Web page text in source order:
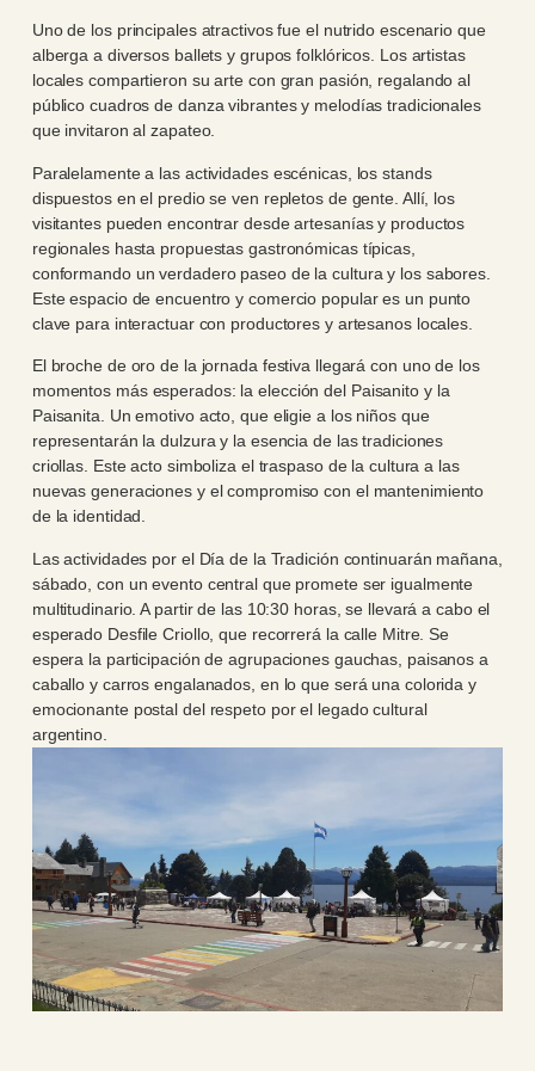
Uno de los principales atractivos fue el nutrido escenario que
alberga a diversos ballets y grupos folklóricos. Los artistas
locales compartieron su arte con gran pasión, regalando al
público cuadros de danza vibrantes y melodías tradicionales
que invitaron al zapateo.
Paralelamente a las actividades escénicas, los stands
dispuestos en el predio se ven repletos de gente. Allí, los
visitantes pueden encontrar desde artesanías y productos
regionales hasta propuestas gastronómicas típicas,
conformando un verdadero paseo de la cultura y los sabores.
Este espacio de encuentro y comercio popular es un punto
clave para interactuar con productores y artesanos locales.
El broche de oro de la jornada festiva llegará con uno de los
momentos más esperados: la elección del Paisanito y la
Paisanita. Un emotivo acto, que eligie a los niños que
representarán la dulzura y la esencia de las tradiciones
criollas. Este acto simboliza el traspaso de la cultura a las
nuevas generaciones y el compromiso con el mantenimiento
de la identidad.
Las actividades por el Día de la Tradición continuarán mañana,
sábado, con un evento central que promete ser igualmente
multitudinario. A partir de las 10:30 horas, se llevará a cabo el
esperado Desfile Criollo, que recorrerá la calle Mitre. Se
espera la participación de agrupaciones gauchas, paisanos a
caballo y carros engalanados, en lo que será una colorida y
emocionante postal del respeto por el legado cultural
argentino.